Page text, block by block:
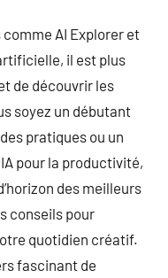
comme AI Explorer et
il est plus
de découvrir les
soyez un débutant
pratiques ou un
pour la productivité,
des meilleurs
conseils pour
quotidien créatif.
fascinant de